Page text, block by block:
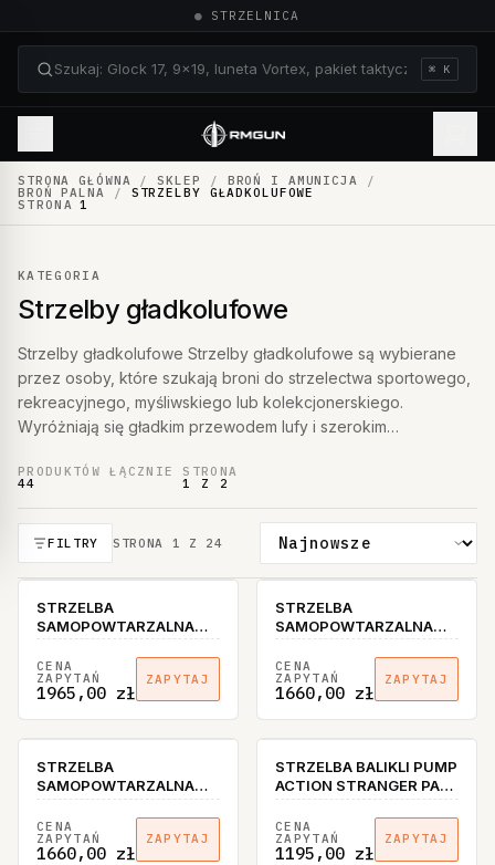
● STRZELNICA
Szukaj: Glock 17, 9×19, luneta Vortex, pakiet
⌘ K
STRONA GŁÓWNA / SKLEP / BROŃ I AMUNICJA /
BROŃ PALNA / STRZELBY GŁADKOLUFOWE
STRONA 1
KATEGORIA
Strzelby gładkolufowe
Strzelby gładkolufowe Strzelby gładkolufowe są wybierane
przez osoby, które szukają broni do strzelectwa sportowego,
rekreacyjnego, myśliwskiego lub kolekcjonerskiego.
Wyróżniają się gładkim przewodem lufy i szerokim…
PRODUKTÓW ŁĄCZNIE
44
STRONA
1 Z 2
FILTRY STRONA 1 Z 24
STRZELBA
SAMOPOWTARZALNA
BALIKLI GLORY Z
CERAKOTA SA-E01 KAL.
12/76
CENA
ZAPYTAŃ
1965,00 zł
ZAPYTAJ
STRZELBA
SAMOPOWTARZALNA
BALIKLI GLORY SA-E02
KAL. 12/76
CENA
ZAPYTAŃ
1660,00 zł
ZAPYTAJ
STRZELBA
SAMOPOWTARZALNA
BALIKLI GLORY SA-E01
KAL. 12/76
CENA
ZAPYTAŃ
1660,00 zł
ZAPYTAJ
STRZELBA BALIKLI PUMP
ACTION STRANGER PA-
E01 KAL. 12/76
K.P.TURCJA
MAGAZYNEK 7+1
CENA
ZAPYTAŃ
1195,00 zł
ZAPYTAJ